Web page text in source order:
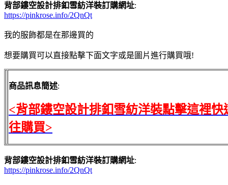
背部鏤空設計排釦雪紡洋裝訂購網址:
https://pinkrose.info/2QnQt
我的服飾都是在那邊買的
想要購買可以直接點擊下面文字或是圖片進行購買哦!
商品訊息簡述:
<背部鏤空設計排釦雪紡洋裝點擊這裡快
往購買>
背部鏤空設計排釦雪紡洋裝訂購網址:
https://pinkrose.info/2QnQt